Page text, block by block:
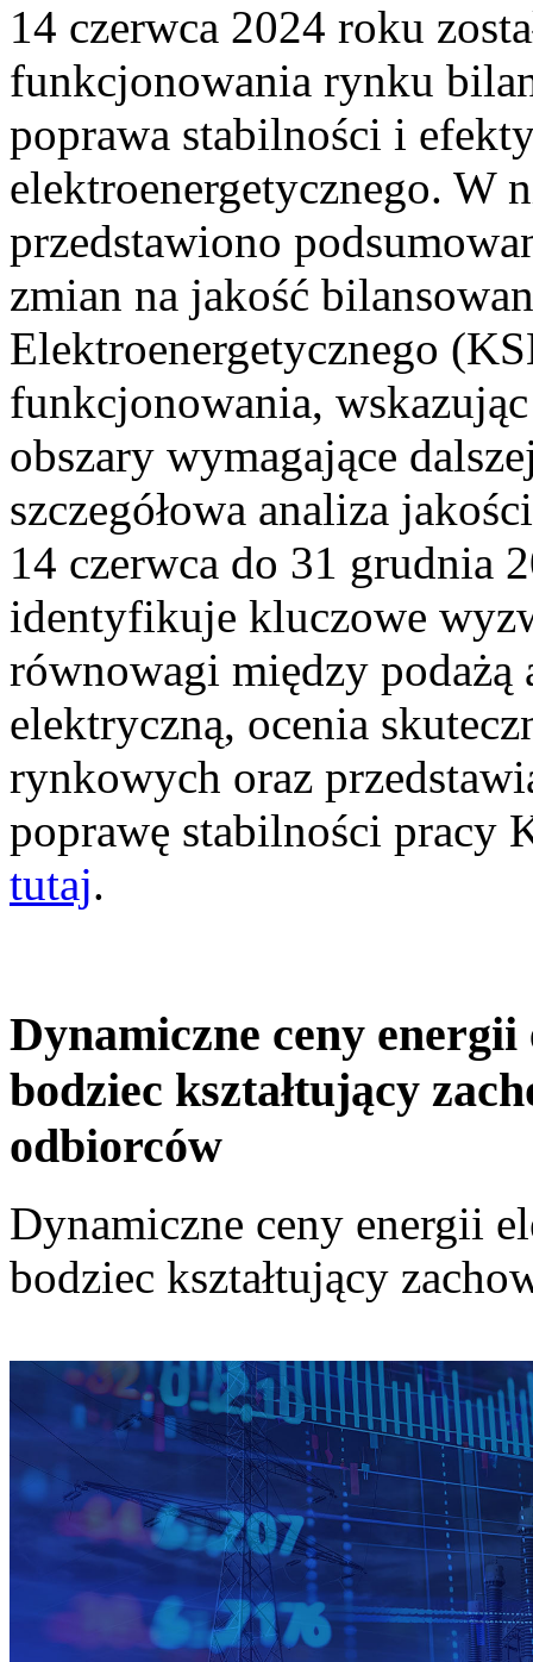
14 czerwca 2024 roku
funkcjonowania rynku
poprawa stabilności i
elektroenergetycznego. W
przedstawiono
zmian na jakość
Elektroenergetycznego
funkcjonowania,
obszary wymagające
szczegółowa analiza
14 czerwca do 31 grudnia
identyfikuje kluczowe
równowagi między podażą
elektryczną, ocenia
rynkowych oraz
poprawę stabilności pracy
tutaj.
Dynamiczne ceny
bodziec kształtujący
odbiorców
Dynamiczne ceny energii
bodziec kształtujący